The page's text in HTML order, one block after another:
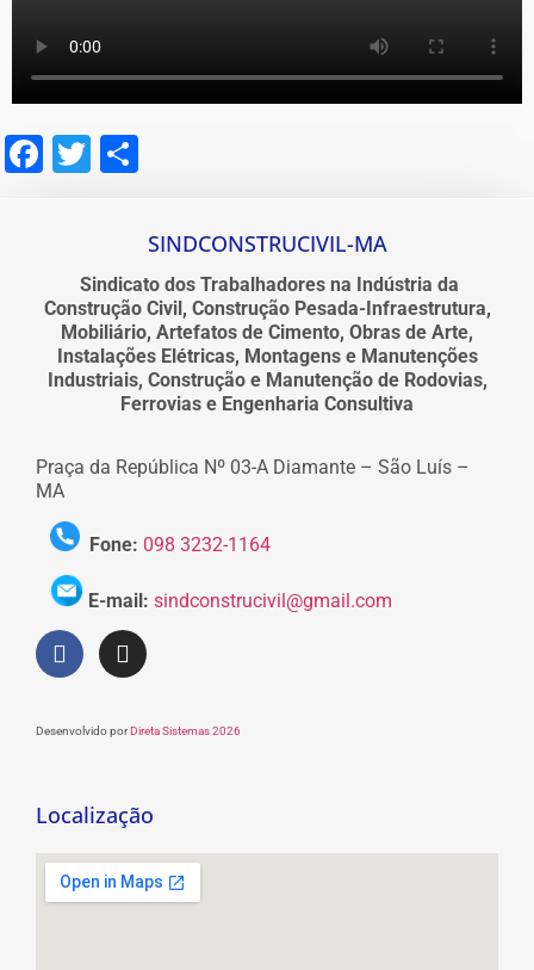
Facebook
Twitter
SINDCONSTRUCIVIL-MA
Sindicato dos Trabalhadores na Indústria da
Construção Civil, Construção Pesada-Infraestrutura,
Mobiliário, Artefatos de Cimento, Obras de Arte,
Instalações Elétricas, Montagens e Manutenções
Industriais, Construção e Manutenção de Rodovias,
Ferrovias e Engenharia Consultiva
Praça da República Nº 03-A Diamante – São Luís –
MA
Fone: 098 3232-1164
E-mail: sindconstrucivil@gmail.com
Desenvolvido porDireta Sistemas 2026
Localização